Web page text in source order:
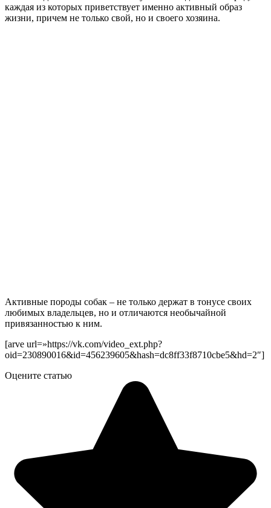
каждая из которых приветствует именно активный образ
жизни, причем не только свой, но и своего хозяина.
Активные породы собак – не только держат в тонусе своих
любимых владельцев, но и отличаются необычайной
привязанностью к ним.
[arve url=»https://vk.com/video_ext.php?
oid=230890016&id=456239605&hash=dc8ff33f8710cbe5&hd=2″]
Оцените статью